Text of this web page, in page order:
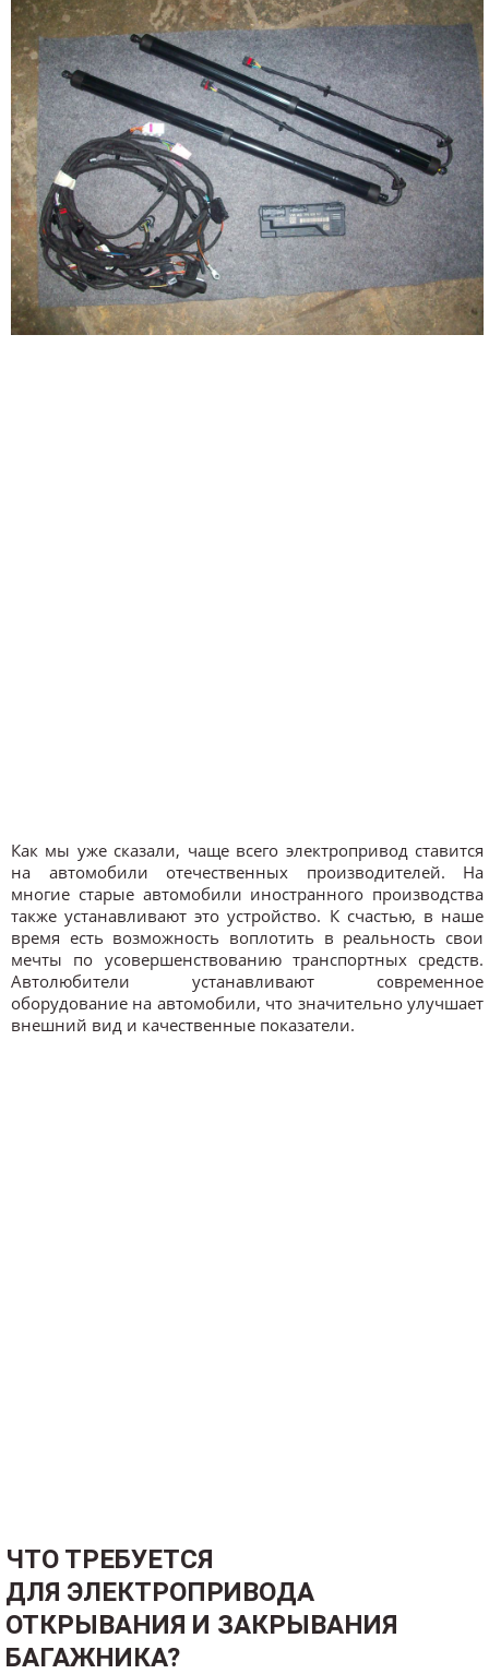
Как мы уже сказали, чаще всего электропривод ставится
на автомобили отечественных производителей. На
многие старые автомобили иностранного производства
также устанавливают это устройство. К счастью, в наше
время есть возможность воплотить в реальность свои
мечты по усовершенствованию транспортных средств.
Автолюбители устанавливают современное
оборудование на автомобили, что значительно улучшает
внешний вид и качественные показатели.
ЧТО ТРЕБУЕТСЯ
ДЛЯ ЭЛЕКТРОПРИВОДА
ОТКРЫВАНИЯ И ЗАКРЫВАНИЯ
БАГАЖНИКА?